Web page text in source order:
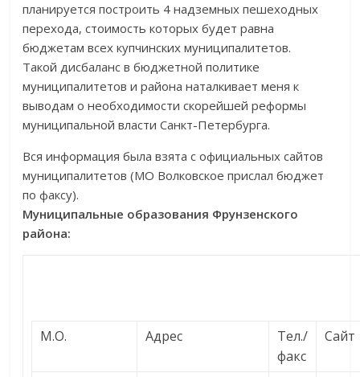
планируется построить 4 надземных пешеходных
перехода, стоимость которых будет равна
бюджетам всех купчинских муниципалитетов.
Такой дисбаланс в бюджетной политике
муниципалитетов и района наталкивает меня к
выводам о необходимости скорейшей реформы
муниципальной власти Санкт-Петербурга.
Вся информация была взята с официальных сайтов
муниципалитетов (МО Волковское прислал бюджет
по факсу).
Муниципальные образования Фрунзенского
района:
М.О. Адрес
Тел./
факс
Сайт